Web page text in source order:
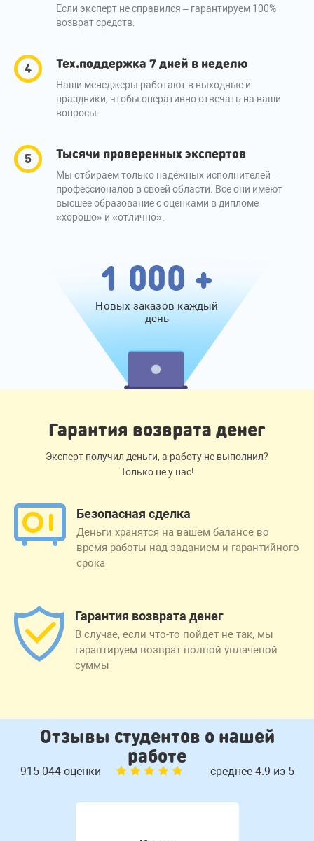
Если эксперт не справился – гарантируем 100%
возврат средств.
Тех.поддержка 7 дней в неделю
Наши менеджеры работают в выходные и
праздники, чтобы оперативно отвечать на ваши
вопросы.
Тысячи проверенных экспертов
Мы отбираем только надёжных исполнителей –
профессионалов в своей области. Все они имеют
высшее образование с оценками в дипломе
«хорошо» и «отлично».
1 000 +
Новых заказов каждый
день
Гарантия возврата денег
Эксперт получил деньги, а работу не выполнил?
Только не у нас!
Безопасная сделка
Деньги хранятся на вашем балансе во
время работы над заданием и гарантийного
срока
Гарантия возврата денег
В случае, если что-то пойдет не так, мы
гарантируем возврат полной уплаченой
суммы
Отзывы студентов о нашей
работе
915 044 оценки среднее 4.9 из 5